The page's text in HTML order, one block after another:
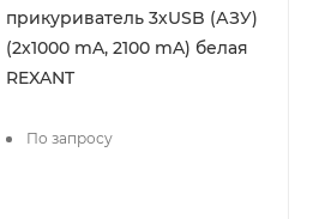
прикуриватель 3хUSB (АЗУ)
(2х1000 mA, 2100 mA) белая
REXANT
По запросу